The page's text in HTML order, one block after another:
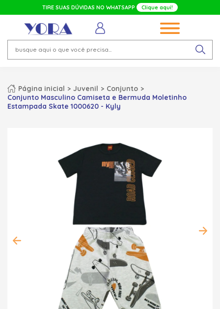
TIRE SUAS DÚVIDAS NO WHATSAPP Clique aqui!
Página inicial Juvenil
Conjunto
Conjunto Masculino Camiseta e Bermuda Moletinho
Estampada Skate 1000620 - Kyly